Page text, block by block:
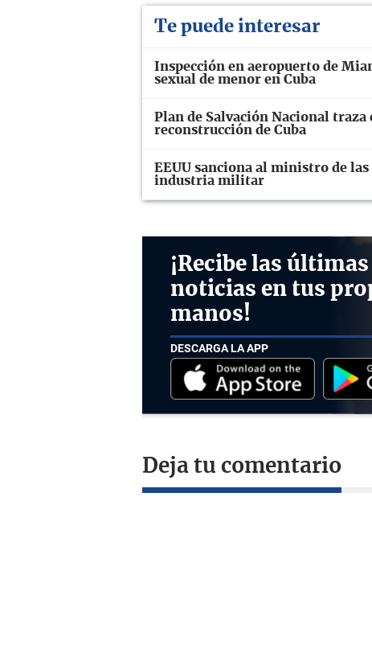
Te puede interesar
Inspección en aeropuerto de
sexual de menor en Cuba
Plan de Salvación Nacional
reconstrucción de Cuba
EEUU sanciona al ministro de las
industria militar
¡Recibe las últimas
noticias en tus
manos!
DESCARGA LA APP
Deja tu comentario